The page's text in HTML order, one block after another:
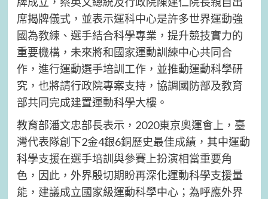
席揭牌儀式，並表示運科中心是許多世界運動強
國為教練、選手結合科學專業，提升競技實力的
重要機構，未來將和國家運動訓練中心共同合
作，進行運動選手培訓工作，並推動運動科學研
究，也將請行政院專案支持，協調國防部及教育
部共同完成建置運動科學大樓。
教育部潘文忠部長表示，2020東京奧運會上，臺
灣代表隊創下2金4銀6銅歷史最佳成績，其中運動
科學支援在選手培訓與參賽上扮演相當重要角
色，因此，外界殷切期盼再深化運動科學支援量
能，建議成立國家級運動科學中心；為呼應外界